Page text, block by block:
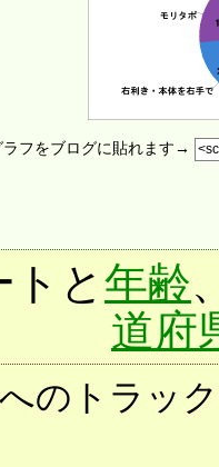
ラフをブログに貼れます→
と 年齢
道府
のトラッ